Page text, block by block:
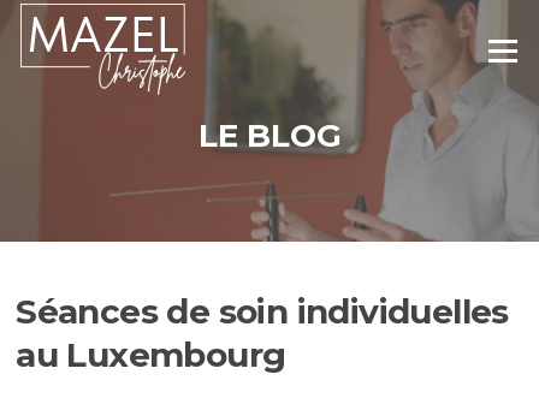
Aller
contenu
Menu
LE BLOG
Séances de soin individuelles
au Luxembourg